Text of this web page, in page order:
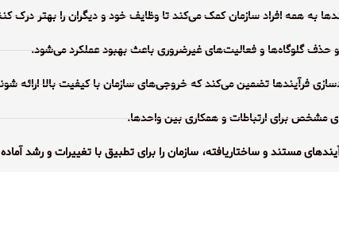
به همه افراد سازمان کمک می‌کند تا وظایف خود و دیگران را بهتر درک
حذف گلوگاه‌ها و فعالیت‌های غیرضروری باعث بهبود عملکرد می‌شود.
فرآیندها تضمین می‌کند که خروجی‌های سازمان با کیفیت بالا ارائه
مشخص برای ارتباطات و همکاری بین واحدها.
مستند و ساختاریافته، سازمان را برای تطبیق با تغییرات و رشد